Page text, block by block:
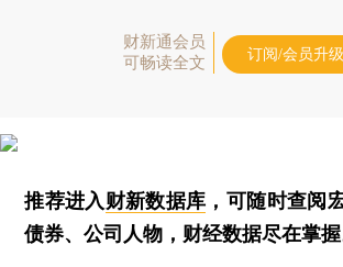
财新通会员
可畅读全文
订阅/会员升级
推荐进入财新数据库 ，可随时查阅
债券、公司人物，财经数据尽在掌握